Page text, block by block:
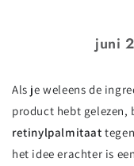
juni
Als je weleens de
product hebt
retinylpalmitaat
het idee erachter is